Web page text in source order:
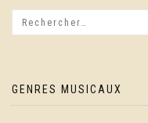
GENRES MUSICAUX